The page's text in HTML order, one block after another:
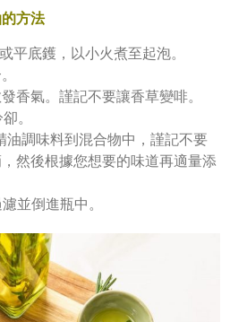
方法
平底鑊，以小火煮至起泡。
香氣。謹記不要讓香草變啡。
。
調味料到混合物中，謹記不要
然後根據您想要的味道再適量添
並倒進瓶中。